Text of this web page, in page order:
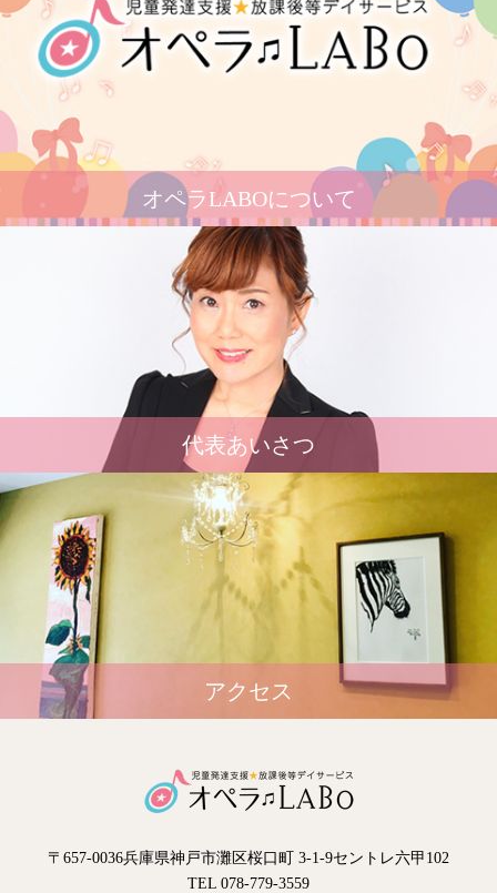
オペラLABOについて
代表あいさつ
アクセス
〒657-0036兵庫県神戸市灘区桜口町 3-1-9セントレ六甲102
TEL 078-779-3559